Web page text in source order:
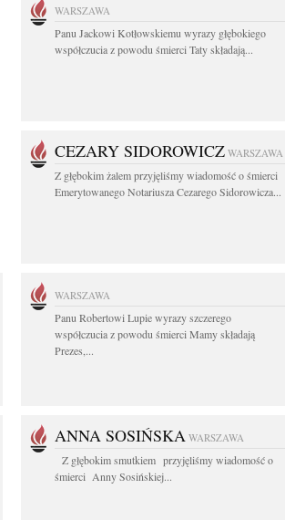
WARSZAWA
Panu Jackowi Kotłowskiemu wyrazy głębokiego
współczucia z powodu śmierci Taty składają...
CEZARY SIDOROWICZ WARSZAWA
Z głębokim żalem przyjęliśmy wiadomość o śmierci
Emerytowanego Notariusza Cezarego Sidorowicza...
WARSZAWA
Panu Robertowi Lupie wyrazy szczerego
współczucia z powodu śmierci Mamy składają
Prezes,...
ANNA SOSIŃSKA WARSZAWA
Z głębokim smutkiem przyjęliśmy wiadomość o
śmierci Anny Sosińskiej...